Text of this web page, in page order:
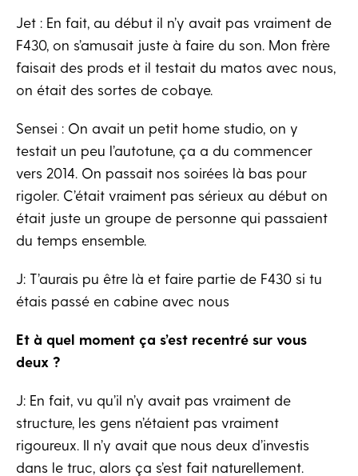
Jet : En fait, au début il n’y avait pas vraiment de
F430, on s’amusait juste à faire du son. Mon frère
faisait des prods et il testait du matos avec nous,
on était des sortes de cobaye.
Sensei : On avait un petit home studio, on y
testait un peu l’autotune, ça a du commencer
vers 2014. On passait nos soirées là bas pour
rigoler. C’était vraiment pas sérieux au début on
était juste un groupe de personne qui passaient
du temps ensemble.
J: T’aurais pu être là et faire partie de F430 si tu
étais passé en cabine avec nous
Et à quel moment ça s’est recentré sur vous
deux ?
J: En fait, vu qu’il n’y avait pas vraiment de
structure, les gens n’étaient pas vraiment
rigoureux. Il n’y avait que nous deux d’investis
dans le truc, alors ça s’est fait naturellement.